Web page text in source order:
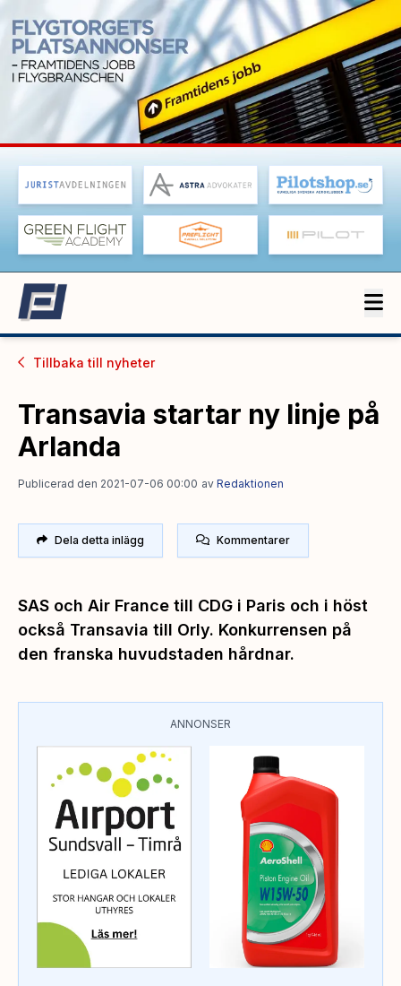
Tillbaka till nyheter
Transavia startar ny linje på
Arlanda
Publicerad den 2021-07-06 00:00 av Redaktionen
Dela detta inlägg Kommentarer
SAS och Air France till CDG i Paris och i höst
också Transavia till Orly. Konkurrensen på
den franska huvudstaden hårdnar.
ANNONSER